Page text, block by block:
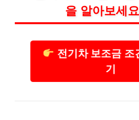
을 알아보세
전기차 보조금 조
기